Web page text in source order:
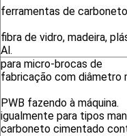
ferramentas de
fibra de vidro, madeira,
Al.
para micro-brocas de
fabricação com diâmetro
PWB fazendo à máquina.
igualmente para tipos
carboneto cimentado